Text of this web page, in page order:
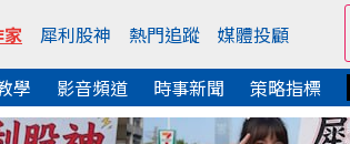
犀利股神 熱門追蹤 媒體投顧
學 影音頻道 時事新聞 策略指標